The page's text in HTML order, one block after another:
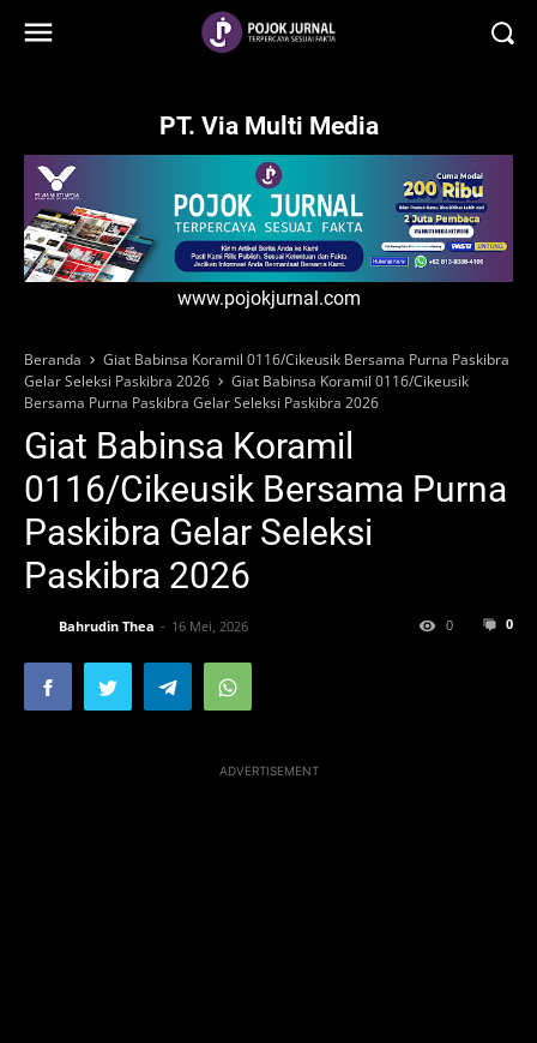
PT. Via Multi Media
www.pojokjurnal.com
Beranda
Giat Babinsa Koramil 0116/Cikeusik Bersama Purna Paskibra
Gelar Seleksi Paskibra 2026
Giat Babinsa Koramil 0116/Cikeusik
Bersama Purna Paskibra Gelar Seleksi Paskibra 2026
Giat Babinsa Koramil
0116/Cikeusik Bersama Purna
Paskibra Gelar Seleksi
Paskibra 2026
Bahrudin Thea 16 Mei, 2026 0
0
ADVERTISEMENT